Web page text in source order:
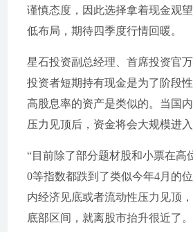
谨慎态度，因此选择拿着现金观
低布局，期待四季度行情回暖。
星石投资副总经理、首席投资官
投资者短期持有现金是为了阶段
高股息率的资产是类似的。当国
压力见顶后，资金将会大规模进入
“目前除了部分题材股和小票在高
0等指数都跌到了类似今年4月的
内经济见底或者流动性压力见顶
底部区间，就离股市抬升很近了。